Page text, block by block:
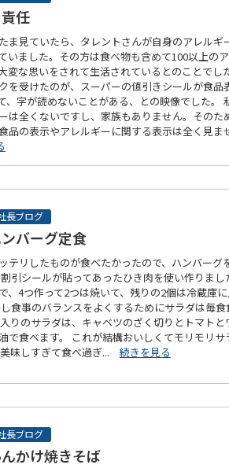
任
ま見ていたら、タレントさんが自身のアレルギ
いました。その方は食べ物も含めて100以上の
変な思いをされて生活されているとのことでし
を受けたのが、スーパーの値引きシールが食品
、字が読めないことがある、との映像でした。
は全くないですし、家族もありません。そのた
品の表示やアレルギーに関する表示は全く見ま
長ブログ
バーグ定食
テリしたものが食べたかったので、ハンバーグ
引シールが貼ってあったひき肉を使い作りまし
、4つ作って2つは焼いて、残りの2個は冷蔵庫
食事のバランスをよくするためにサラダは毎食
りのサラダは、キャベツのざく切りとトマトと
で食べます。 これが結構おいしくてモリモリサ
味しすぎて食べ過ぎ... 続きを見る
長ブログ
かけ焼きそば